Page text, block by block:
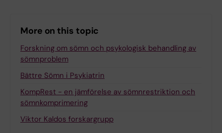
More on this topic
Forskning om sömn och psykologisk behandling av
sömnproblem
Bättre Sömn i Psykiatrin
KompRest - en jämförelse av sömnrestriktion och
sömnkomprimering
Viktor Kaldos forskargrupp